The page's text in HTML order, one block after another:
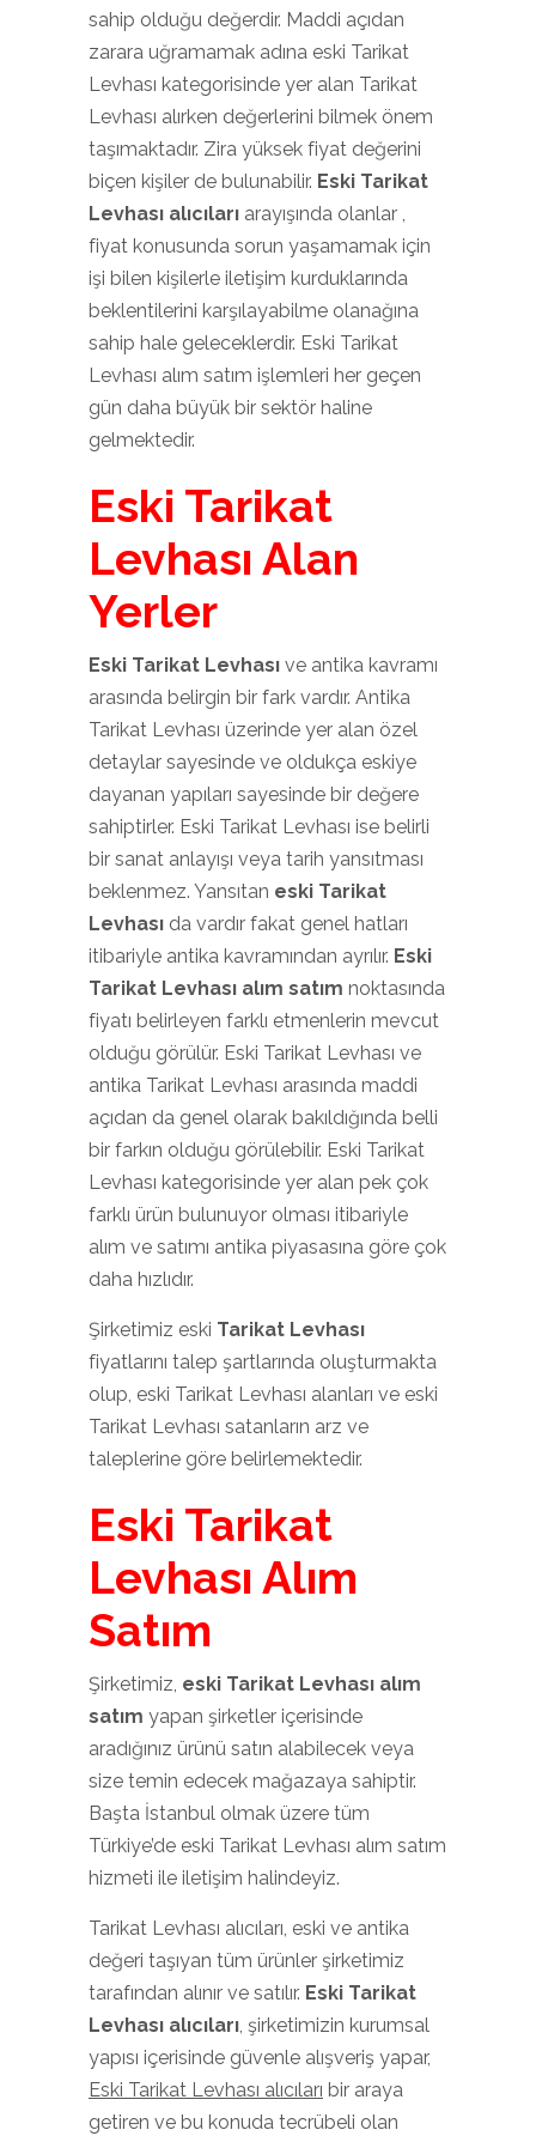
sahip olduğu değerdir. Maddi açıdan
zarara uğramamak adına eski Tarikat
Levhası kategorisinde yer alan Tarikat
Levhası alırken değerlerini bilmek önem
taşımaktadır. Zira yüksek fiyat değerini
biçen kişiler de bulunabilir. Eski Tarikat
Levhası alıcıları arayışında olanlar ,
fiyat konusunda sorun yaşamamak için
işi bilen kişilerle iletişim kurduklarında
beklentilerini karşılayabilme olanağına
sahip hale geleceklerdir. Eski Tarikat
Levhası alım satım işlemleri her geçen
gün daha büyük bir sektör haline
gelmektedir.
Eski Tarikat
Levhası Alan
Yerler
Eski Tarikat Levhası ve antika kavramı
arasında belirgin bir fark vardır. Antika
Tarikat Levhası üzerinde yer alan özel
detaylar sayesinde ve oldukça eskiye
dayanan yapıları sayesinde bir değere
sahiptirler. Eski Tarikat Levhası ise belirli
bir sanat anlayışı veya tarih yansıtması
beklenmez. Yansıtan eski Tarikat
Levhası da vardır fakat genel hatları
itibariyle antika kavramından ayrılır. Eski
Tarikat Levhası alım satım noktasında
fiyatı belirleyen farklı etmenlerin mevcut
olduğu görülür. Eski Tarikat Levhası ve
antika Tarikat Levhası arasında maddi
açıdan da genel olarak bakıldığında belli
bir farkın olduğu görülebilir. Eski Tarikat
Levhası kategorisinde yer alan pek çok
farklı ürün bulunuyor olması itibariyle
alım ve satımı antika piyasasına göre çok
daha hızlıdır.
Şirketimiz eski Tarikat Levhası
fiyatlarını talep şartlarında oluşturmakta
olup, eski Tarikat Levhası alanları ve eski
Tarikat Levhası satanların arz ve
taleplerine göre belirlemektedir.
Eski Tarikat
Levhası Alım
Satım
Şirketimiz, eski Tarikat Levhası alım
satım yapan şirketler içerisinde
aradığınız ürünü satın alabilecek veya
size temin edecek mağazaya sahiptir.
Başta İstanbul olmak üzere tüm
Türkiye’de eski Tarikat Levhası alım satım
hizmeti ile iletişim halindeyiz.
Tarikat Levhası alıcıları, eski ve antika
değeri taşıyan tüm ürünler şirketimiz
tarafından alınır ve satılır. Eski Tarikat
Levhası alıcıları, şirketimizin kurumsal
yapısı içerisinde güvenle alışveriş yapar,
Eski Tarikat Levhası alıcıları bir araya
getiren ve bu konuda tecrübeli olan